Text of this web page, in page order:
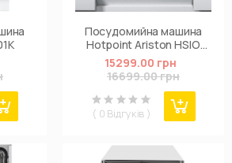
Посудомийна машина
Hotpoint Ariston HSIO
3O23 WFE
(869991615520)
15299.00 грн
16699.00 грн
( 0 Відгуків )